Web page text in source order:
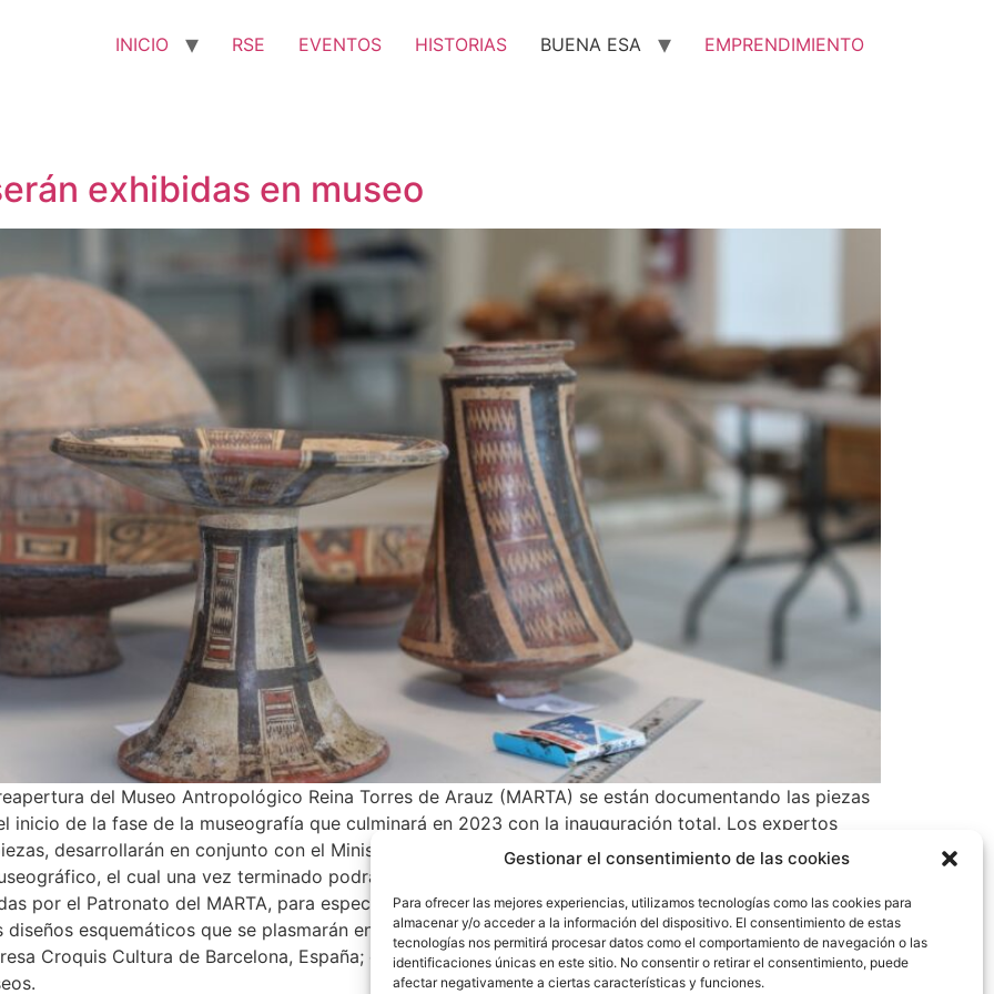
Gestionar el consentimiento de las cookies
Para ofrecer las mejores experiencias, utilizamos tecnologías como las cookies para
almacenar y/o acceder a la información del dispositivo. El consentimiento de estas
tecnologías nos permitirá procesar datos como el comportamiento de navegación o las
identificaciones únicas en este sitio. No consentir o retirar el consentimiento, puede
afectar negativamente a ciertas características y funciones.
INICIO RSE EVENTOS HISTORIAS BUENA ESA EMPRENDIMIENTO
exhibidas en museo
del Museo Antropológico Reina Torres de Arauz (MARTA) se están documentando las piezas
inicio de la fase de la museografía que culminará en 2023 con la inauguración total. Los expertos
desarrollarán en conjunto con el Ministerio de Cultura los materiales audiovisuales, gráficos entre
el cual una vez terminado podrá ser apreciado por el público a mediados del 2023. En
por el Patronato del MARTA, para especificar su contexto arqueológico y al mismo tiempo observar
diseños esquemáticos que se plasmarán en planos de construcción más que todo producirlo e
Croquis Cultura de Barcelona, España; contratada por el Consorcio Cen, para darle cuso a esta